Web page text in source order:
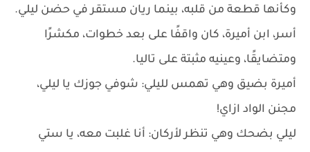
وكأنها قطعة من قلبه، بينما ريان مستقر في حضن ليلي.
أسر، ابن أميرة، كان واقفًا على بعد خطوات، مكشرًا
ومتضايقًا، وعينيه مثبتة على تاليا.
أميرة بضيق وهي تهمس لليلي: شوفي جوزك يا ليلي،
مجنن الواد ازاي!
ليلي بضحك وهي تنظر لأركان: أنا غلبت معه، يا ستي